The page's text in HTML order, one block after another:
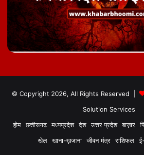
© Copyright 2026, All Rights Reserved |
Solution Services
होम
छत्तीसगढ़ मध्यप्रदेश देश उत्तर प्रदेश बाज़ार
खेल
खाना-ख़जाना जीवन मंत्र राशिफल